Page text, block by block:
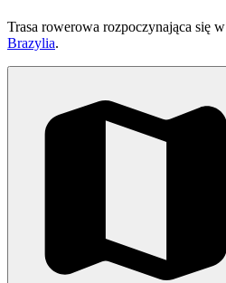
Trasa rowerowa rozpoczynająca się w
Brazylia.